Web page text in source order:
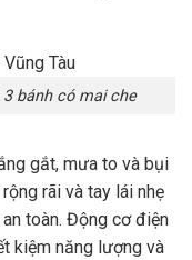
bánh có mai che
gắt, mưa to và bụi
rãi và tay lái nhẹ
toàn. Động cơ điện
kiệm năng lượng và